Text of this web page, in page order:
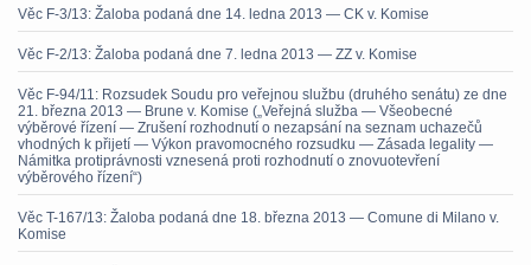
Věc F-3/13: Žaloba podaná dne 14. ledna 2013 — CK v. Komise
Věc F-2/13: Žaloba podaná dne 7. ledna 2013 — ZZ v. Komise
Věc F-94/11: Rozsudek Soudu pro veřejnou službu (druhého senátu) ze dne
21. března 2013 — Brune v. Komise („Veřejná služba — Všeobecné
výběrové řízení — Zrušení rozhodnutí o nezapsání na seznam uchazečů
vhodných k přijetí — Výkon pravomocného rozsudku — Zásada legality —
Námitka protiprávnosti vznesená proti rozhodnutí o znovuotevření
výběrového řízení“)
Věc T-167/13: Žaloba podaná dne 18. března 2013 — Comune di Milano v.
Komise